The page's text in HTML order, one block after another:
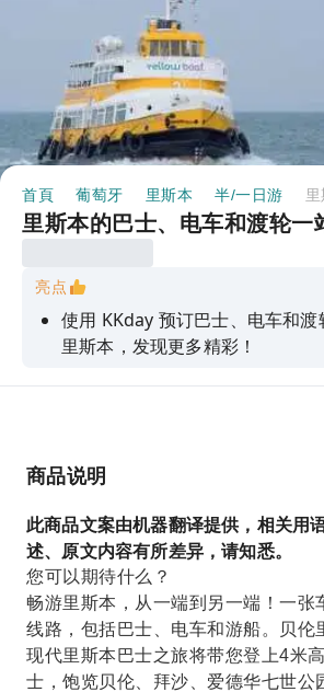
首頁 葡萄牙 里斯本 半/一日游
里斯本的巴士、电车和渡轮一
亮点
使用 KKday 预订巴士、电车和
里斯本，发现更多精彩！
商品说明
此商品文案由机器翻译提供，相关用
述、原文内容有所差异，请知悉。
您可以期待什么？
畅游里斯本，从一端到另一端！一张
线路，包括巴士、电车和游船。贝伦
现代里斯本巴士之旅将带您登上4米
士，饱览贝伦、拜沙、爱德华七世公